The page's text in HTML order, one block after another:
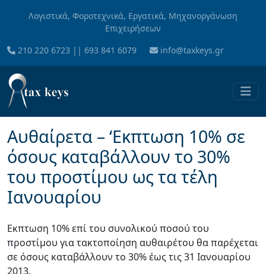
Λογιστικά, Φοροτεχνικά, Εργατικά, Μηχανοργάνωση
Επιχειρήσεων
210 220 6723 || 693 841 6079 info@taxkeys.gr
Αυθαίρετα – ‘Εκπτωση 10% σε
όσους καταβάλλουν το 30%
του προστίμου ως τα τέλη
Ιανουαρίου
Εκπτωση 10% επί του συνολικού ποσού του
προστίμου για τακτοποίηση αυθαιρέτου θα παρέχεται
σε όσους καταβάλλουν το 30% έως τις 31 Ιανουαρίου
2013.